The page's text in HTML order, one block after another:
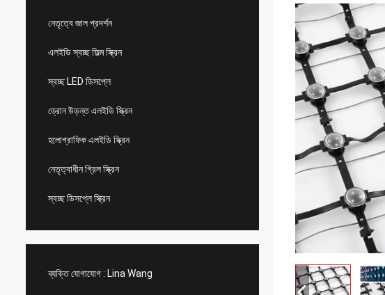
নেতৃত্বে জাল প্রদর্শন
এলইডি স্বচ্ছ ফিল্ম স্ক্রিন
স্বচ্ছ LED ডিসপ্লে
ড্রোন উড়ন্ত এলইডি স্ক্রিন
হলোগ্রাফিক এলইডি স্ক্রিন
নেতৃত্বাধীন গ্রিল স্ক্রিন
স্বচ্ছ ডিসপ্লে স্ক্রিন
ব্যক্তি যোগাযোগ : Lina Wang